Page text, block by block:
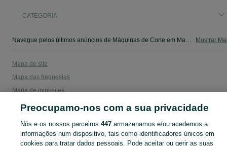
CATEGORIA
Navegue pelos últimos anúncios de Máquinas de Corte em Marvila no OLX Portugal. Compre e venda produtos locais com facilidade e segurança. Mostrar
Mapa do site
Mapa das freguesias
Mapa de mini-sites
Pesquisas populares
Preocupamo-nos com a sua privacidade
Nós e os nossos parceiros447 armazenamos e/ou acedemos a
informações num dispositivo, tais como identificadores únicos em
cookies para tratar dados pessoais. Pode aceitar ou gerir as suas